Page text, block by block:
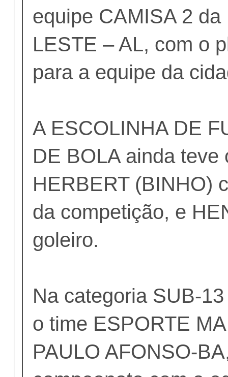
equipe CAMISA 2
LESTE – AL, com o
para a equipe da
A ESCOLINHA DE
DE BOLA ainda teve
HERBERT (BINHO)
da competição, e
goleiro.
Na categoria SUB-
o time ESPORTE
PAULO AFONSO-